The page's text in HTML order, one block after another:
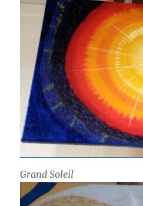
Grand Soleil